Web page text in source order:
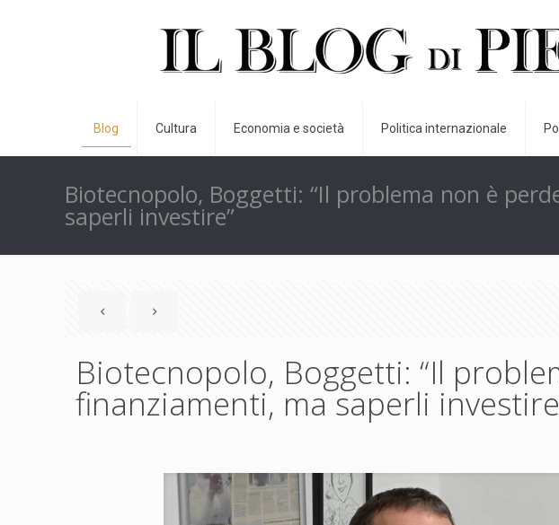
Blog Cultura Economia e società Politica internazionale
Biotecnopolo, Boggetti: “Il problema non è
saperli investire”
Biotecnopolo, Boggetti: “Il
finanziamenti, ma saperli